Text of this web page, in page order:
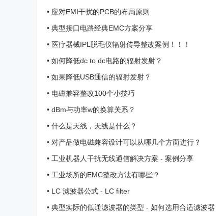
• 应对EMI干扰的PCB的布局原则
• 典型接口电路经典EMC方案分享
• 医疗器械IPL脱毛仪辐射传导整改案例！！！
• 如何降低dc to dc电路的辐射发射？
• 如果降低USB通信的辐射发射？
• 电磁兼容整改100个小技巧
• dBm与功率w的换算关系？
• 什么是天线，天线是什么？
• 对产品做电磁兼容设计可以从哪几个方面进行？
• 工业机器人干扰无线通信解决方案 - 案例分享
• 工业场所的EMC整改方法有哪些？
• LC 滤波器公式 - LC filter
• 典型实际的低通滤波器的类型 - 如何选用合适滤波器